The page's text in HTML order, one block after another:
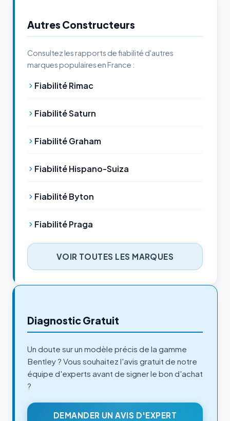
Autres Constructeurs
Consultez les rapports de fiabilité d'autres
marques populaires en France :
Fiabilité Rimac
Fiabilité Saturn
Fiabilité Graham
Fiabilité Hispano-Suiza
Fiabilité Byton
Fiabilité Praga
VOIR TOUTES LES MARQUES
Diagnostic Gratuit
Un doute sur un modèle précis de la gamme
Bentley ? Vous souhaitez l'avis gratuit de notre
équipe d'experts avant de signer le bon d'achat
?
DEMANDER UN AVIS D'EXPERT